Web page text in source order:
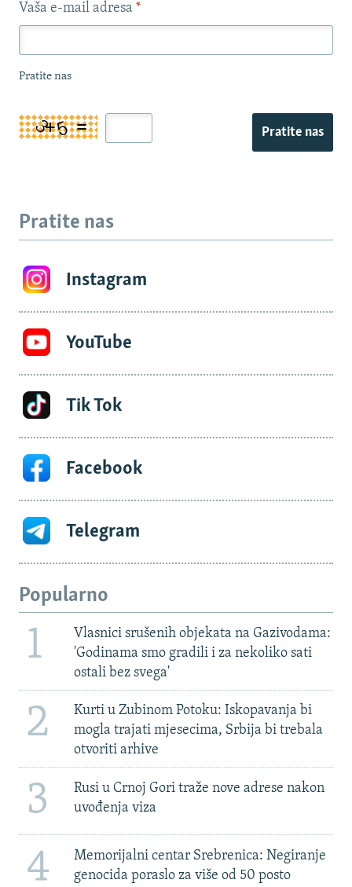
Vaša e-mail adresa *
Pratite nas
Pratite nas
Pratite nas
Instagram
YouTube
Tik Tok
Facebook
Telegram
Popularno
1
Vlasnici srušenih objekata na Gazivodama:
'Godinama smo gradili i za nekoliko sati
ostali bez svega'
2
Kurti u Zubinom Potoku: Iskopavanja bi
mogla trajati mjesecima, Srbija bi trebala
otvoriti arhive
3
Rusi u Crnoj Gori traže nove adrese nakon
uvođenja viza
4
Memorijalni centar Srebrenica: Negiranje
genocida poraslo za više od 50 posto